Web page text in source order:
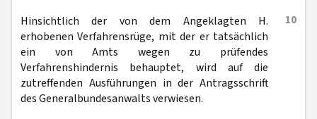
10
Hinsichtlich der von dem Angeklagten H.
erhobenen Verfahrensrüge, mit der er tatsächlich
ein von Amts wegen zu prüfendes
Verfahrenshindernis behauptet, wird auf die
zutreffenden Ausführungen in der Antragsschrift
des Generalbundesanwalts verwiesen.